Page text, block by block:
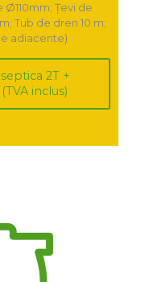
Țevi de
Tub de dren 10 m;
adiacente)
2T +
inclus)